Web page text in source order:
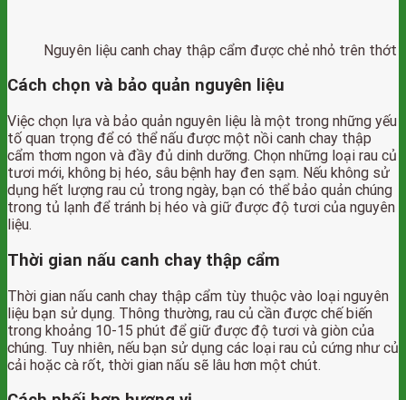
Nguyên liệu canh chay thập cẩm được chẻ nhỏ trên thớt
Cách chọn và bảo quản nguyên liệu
Việc chọn lựa và bảo quản nguyên liệu là một trong những yếu
tố quan trọng để có thể nấu được một nồi canh chay thập
cẩm thơm ngon và đầy đủ dinh dưỡng. Chọn những loại rau củ
tươi mới, không bị héo, sâu bệnh hay đen sạm. Nếu không sử
dụng hết lượng rau củ trong ngày, bạn có thể bảo quản chúng
trong tủ lạnh để tránh bị héo và giữ được độ tươi của nguyên
liệu.
Thời gian nấu canh chay thập cẩm
Thời gian nấu canh chay thập cẩm tùy thuộc vào loại nguyên
liệu bạn sử dụng. Thông thường, rau củ cần được chế biến
trong khoảng 10-15 phút để giữ được độ tươi và giòn của
chúng. Tuy nhiên, nếu bạn sử dụng các loại rau củ cứng như củ
cải hoặc cà rốt, thời gian nấu sẽ lâu hơn một chút.